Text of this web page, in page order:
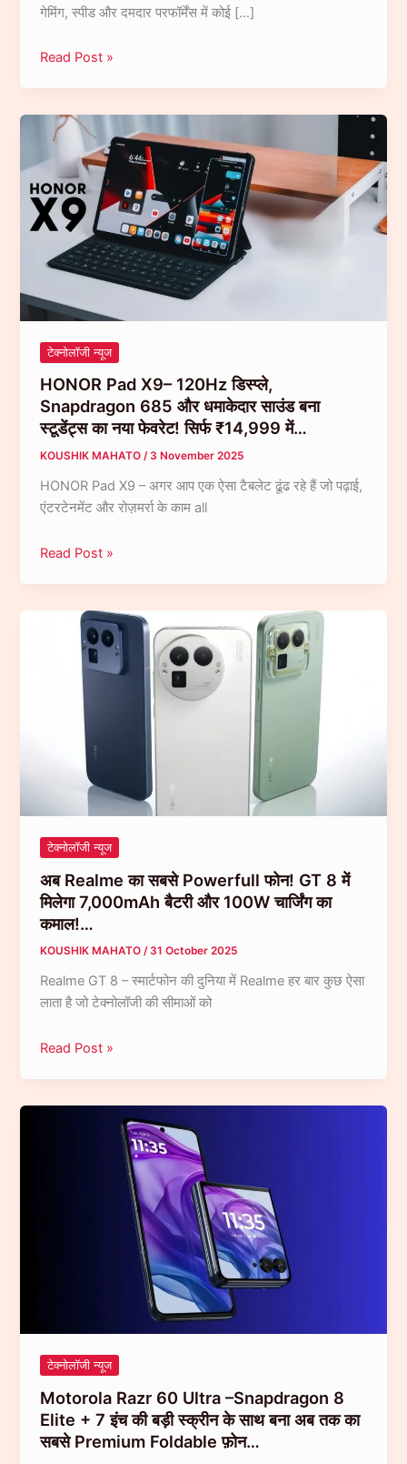
गेमिंग, स्पीड और दमदार परफॉर्मेंस में कोई […]
iQOO
100W
चार्जिंग
और
Dimensity
9400
चिपसेट
साथ
गेमर्स
के
लिए
बना
Monster!
Read Post »
टेक्नोलॉजी न्यूज
HONOR Pad X9– 120Hz डिस्प्ले,
Snapdragon 685 और धमाकेदार साउंड बना
स्टूडेंट्स का नया फेवरेट! सिर्फ ₹14,999 में…
KOUSHIK MAHATO/ 3 November 2025
HONOR Pad X9 – अगर आप एक ऐसा टैबलेट ढूंढ रहे हैं जो पढ़ाई,
एंटरटेनमेंट और रोज़मर्रा के काम all
HONOR
Snapdragon
धमाकेदार
का
नया
फेवरेट!
सिर्फ
₹14,999
में…
Read Post »
टेक्नोलॉजी न्यूज
अब Realme का सबसे Powerfull फोन! GT 8 में
मिलेगा 7,000mAh बैटरी और 100W चार्जिंग का
कमाल!…
KOUSHIK MAHATO/ 31 October 2025
Realme GT 8 – स्मार्टफोन की दुनिया में Realme हर बार कुछ ऐसा
लाता है जो टेक्नोलॉजी की सीमाओं को
अब
100W
चार्जिंग
का
कमाल!…
Read Post »
टेक्नोलॉजी न्यूज
Motorola Razr 60 Ultra –Snapdragon 8
Elite + 7 इंच की बड़ी स्क्रीन के साथ बना अब तक का
सबसे Premium Foldable फ़ोन…